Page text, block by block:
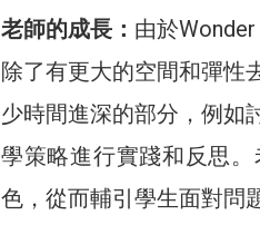
老師的成長： 由於
除了有更大的空間和彈性
少時間進深的部分，例如
學策略進行實踐和反思
色，從而輔引學生面對問